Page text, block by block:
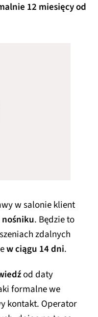
12 miesięcy od
w salonie klient
nośniku. Będzie to
zdalnych
w ciągu 14 dni.
od daty
formalne we
kontakt. Operator